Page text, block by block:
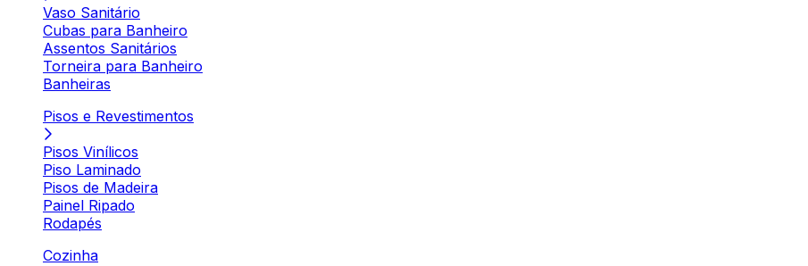
Vaso Sanitário
Cubas para Banheiro
Assentos Sanitários
Torneira para Banheiro
Banheiras
Pisos e Revestimentos
Pisos Vinílicos
Piso Laminado
Pisos de Madeira
Painel Ripado
Rodapés
Cozinha